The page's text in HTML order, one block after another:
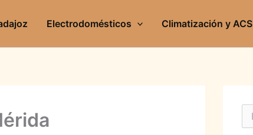
Electrodomésticos Climatización y ACS